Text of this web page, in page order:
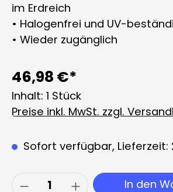
im Erdreich
• Halogenfrei und UV-
• Wieder zugänglich
46,98 €*
Inhalt: 1 Stück
Preise inkl. MwSt. zzgl.
Sofort verfügbar, Lieferzeit:
Produkt Anzahl: Gib
In den